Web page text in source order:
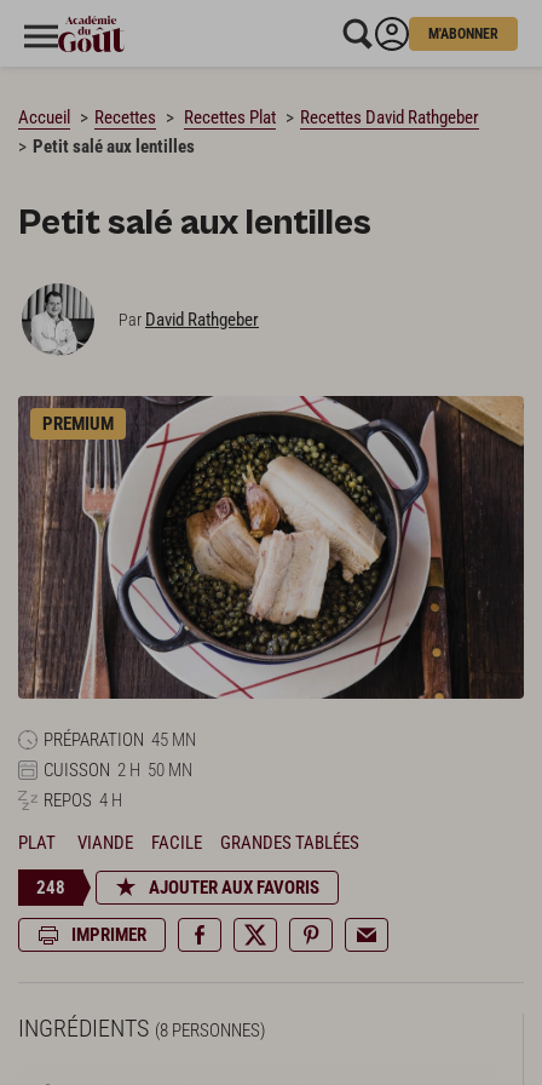
M'ABONNER
Accueil Recettes Recettes Plat
Recettes David Rathgeber
Petit salé aux lentilles
Petit salé aux lentilles
Par David Rathgeber
PREMIUM
PRÉPARATION 45 MN
CUISSON 2 H 50 MN
REPOS 4 H
PLAT
VIANDE FACILE GRANDES TABLÉES
248 AJOUTER AUX FAVORIS
IMPRIMER
INGRÉDIENTS (8 PERSONNES)
CHARGEMENT…